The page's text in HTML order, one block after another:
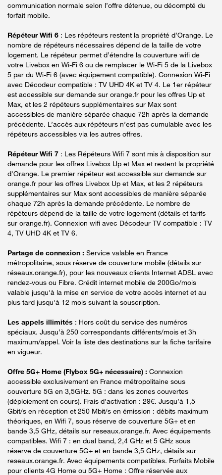
communication normale selon l’offre détenue, ou décompté du
forfait mobile.
Répéteur Wifi 6 : Les répéteurs restent la propriété d’Orange. Le
nombre de répéteurs nécessaires dépend de la taille de votre
logement. Le répéteur permet d’étendre la couverture wifi de
votre Livebox en Wi-Fi 6 ou de remplacer le Wi-Fi 5 de la Livebox
5 par du Wi-Fi 6 (avec équipement compatible). Connexion Wi-Fi
avec Décodeur compatible : TV UHD 4K et TV 4. Le 1er répéteur
est accessible sur demande sur orange.fr pour les offres Up et
Max, et les 2 répéteurs supplémentaires sur Max sont
accessibles de manière séparée chaque 72h après la demande
précédente. L’accès aux répéteurs n’est pas cumulable avec les
répéteurs accessibles via les autres offres.
Répéteur Wifi 7 : Les Répéteurs Wifi 7 sont mis à disposition sur
demande pour les offres Livebox Up et Max et restent la propriété
d'Orange. Le premier répéteur est accessible sur demande sur
orange.fr pour les offres Livebox Up et Max, et les 2 répéteurs
supplémentaires sur Max sont accessibles de manière séparée
chaque 72h après la demande précédente. Le nombre de
répéteurs dépend de la taille de votre logement (détails et tarifs
sur orange.fr). Connexion wifi avec Décodeur TV compatible : TV
4, TV UHD 4K et TV 6.
Partage de connexion : Service valable en France
métropolitaine, sous réserve de couverture mobile (détails sur
réseaux.orange.fr), pour les nouveaux clients Internet ADSL avec
rendez-vous ou Fibre. Crédit internet mobile de 200Go/mois
valable jusqu'à la mise en service de votre accès internet et au
plus tard jusqu'à 12 mois suivant la souscription.
Les appels illimités : Hors coût du service des numéros
spéciaux. Jusqu’à 250 correspondants différents/mois et 3h
maximum/appel. Voir la liste des destinations sur la fiche tarifaire
en vigueur.
Offre 5G+ Home (Flybox 5G+ nécessaire) : Connexion
accessible exclusivement en France métropolitaine sous
couverture 5G en 3,5GHz. 5G : dans les zones couvertes
(déploiement en cours). Frais d’activation : 29€. Jusqu’à 1,5
Gbit/s en réception et 250 Mbit/s en émission : débits maximum
théoriques, en Wifi 7, sous réserve de couverture 5G+ et en
bande 3,5 GHz, détails sur reseaux.orange.fr. Avec équipements
compatibles. Wifi 7 : en dual band, 2,4 GHz et 5 GHz sous
réserve de couverture 5G+ et en bande 3,5 GHz, détails sur
reseaux.orange.fr. Avec équipements compatibles. Forfaits Mobile
pour clients 4G Home ou 5G+ Home : Offre réservée aux